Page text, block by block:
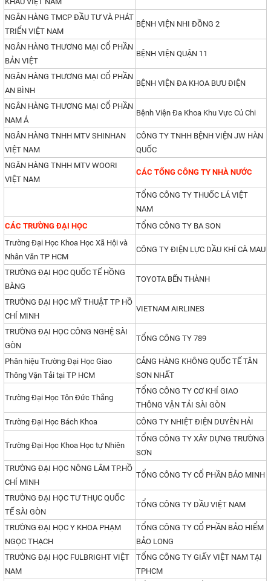
NGÂN HÀNG TMCP ĐẦU TƯ VÀ PHÁT
TRIỂN VIỆT NAM
BỆNH VIỆN NHI ĐỒNG 2
NGÂN HÀNG THƯƠNG MẠI CỔ PHẦN
BẢN VIỆT
BỆNH VIỆN QUẬN 11
NGÂN HÀNG THƯƠNG MẠI CỔ PHẦN
AN BÌNH
BỆNH VIỆN ĐA KHOA BƯU ĐIỆN
NGÂN HÀNG THƯƠNG MẠI CỔ PHẦN
NAM Á
Bệnh Viện Đa Khoa Khu Vực Củ Chi
NGÂN HÀNG TNHH MTV SHINHAN
VIỆT NAM
CÔNG TY TNHH BỆNH VIỆN JW HÀN
QUỐC
NGÂN HÀNG TNHH MTV WOORI
VIỆT NAM
CÁC TỔNG CÔNG TY NHÀ NƯỚC
TỔNG CÔNG TY THUỐC LÁ VIỆT
NAM
CÁC TRƯỜNG ĐẠI HỌC
TỔNG CÔNG TY BA SON
Trường Đại Học Khoa Học Xã Hội và
Nhân Văn TP HCM
CÔNG TY ĐIỆN LỰC DẦU KHÍ CÀ MAU
TRƯỜNG ĐẠI HỌC QUỐC TẾ HỒNG
BÀNG
TOYOTA BẾN THÀNH
TRƯỜNG ĐẠI HỌC MỸ THUẬT TP HỒ
CHÍ MINH
VIETNAM AIRLINES
TRƯỜNG ĐẠI HỌC CÔNG NGHỆ SÀI
GÒN
TỔNG CÔNG TY 789
Phân hiệu Trường Đại Học Giao
Thông Vận Tải tại TP HCM
CẢNG HÀNG KHÔNG QUỐC TẾ TÂN
SƠN NHẤT
Trường Đại Học Tôn Đức Thắng
TỔNG CÔNG TY CƠ KHÍ GIAO
THÔNG VẬN TẢI SÀI GÒN
Trường Đại Học Bách Khoa
CÔNG TY NHIỆT ĐIỆN DUYÊN HẢI
Trường Đại Học Khoa Học tự Nhiên
TỔNG CÔNG TY XÂY DỰNG TRƯỜNG
SƠN
TRƯỜNG ĐẠI HỌC NÔNG LÂM TP.HỒ
CHÍ MINH
TỔNG CÔNG TY CỔ PHẦN BẢO MINH
TRƯỜNG ĐẠI HỌC TƯ THỤC QUỐC
TẾ SÀI GÒN
TỔNG CÔNG TY DẦU VIỆT NAM
TRƯỜNG ĐẠI HỌC Y KHOA PHẠM
NGỌC THẠCH
TỔNG CÔNG TY CỔ PHẦN BẢO HIỂM
BẢO LONG
TRƯỜNG ĐẠI HỌC FULBRIGHT VIỆT
NAM
TỔNG CÔNG TY GIẤY VIỆT NAM TẠI
TPHCM